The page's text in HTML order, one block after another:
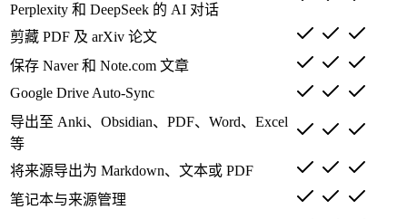
Perplexity 和 DeepSeek 的 AI 对话
剪藏 PDF 及 arXiv 论文
保存 Naver 和 Note.com 文章
Google Drive Auto-Sync
导出至 Anki、Obsidian、PDF、Word、Excel
等
将来源导出为 Markdown、文本或 PDF
笔记本与来源管理